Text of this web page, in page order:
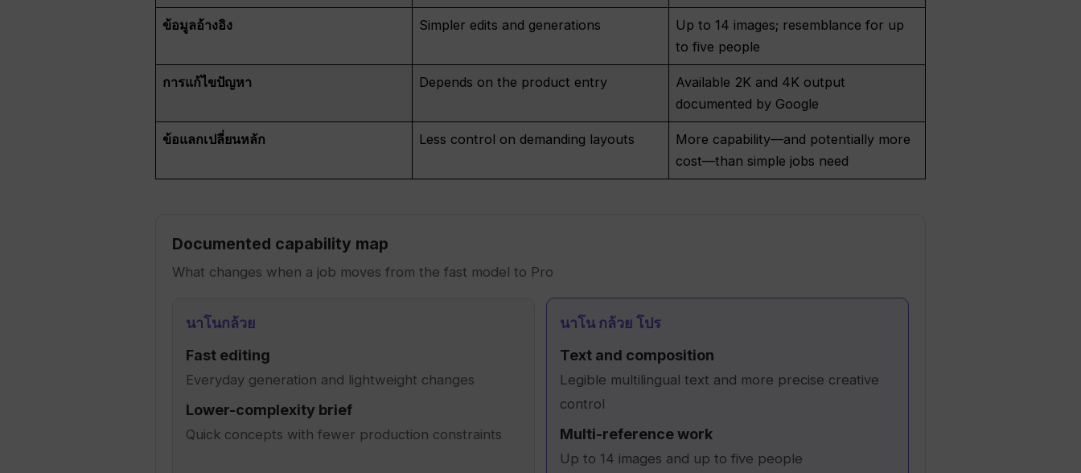
ข้อมูลอ้างอิง Simpler edits and generations
Up to 14 images; resemblance for up
to five people
การแก้ไขปัญหา Depends on the product entry
Available 2K and 4K output
documented by Google
ข้อแลกเปลี่ยนหลัก Less control on demanding layouts
More capability—and potentially more
cost—than simple jobs need
Documented capability map
What changes when a job moves from the fast model to Pro
นาโนกล้วย
Fast editing
Everyday generation and lightweight changes
Lower-complexity brief
Quick concepts with fewer production constraints
นาโน กล้วย โปร
Text and composition
Legible multilingual text and more precise creative
control
Multi-reference work
Up to 14 images and up to five people